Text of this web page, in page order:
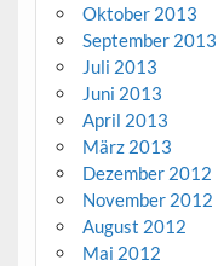
Oktober 2013
September 2013
Juli 2013
Juni 2013
April 2013
März 2013
Dezember 2012
November 2012
August 2012
Mai 2012